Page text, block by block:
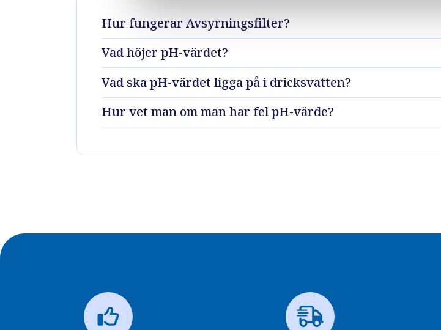
Hur fungerar Avsyrningsfilter?
Vad höjer pH-värdet?
Vad ska pH-värdet ligga på i dricksvatten?
Hur vet man om man har fel pH-värde?